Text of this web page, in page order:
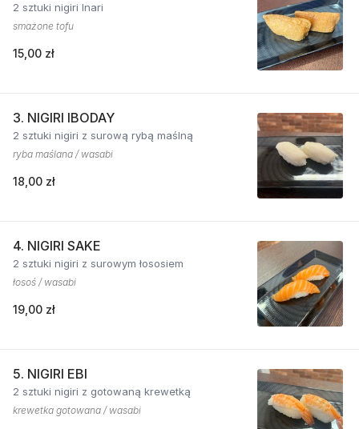
2 sztuki nigiri Inari
smażone tofu
15,00 zł
3. NIGIRI IBODAY
2 sztuki nigiri z surową rybą maślną
ryba maślana / wasabi
18,00 zł
4. NIGIRI SAKE
2 sztuki nigiri z surowym łososiem
łosoś / wasabi
19,00 zł
5. NIGIRI EBI
2 sztuki nigiri z gotowaną krewetką
krewetka gotowana / wasabi